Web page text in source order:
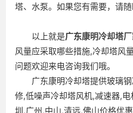
塔、水泵。如果您有需要，请随
以上就是广东康明冷却塔
风量应采取哪些措施,冷却塔风
问题欢迎来电咨询我们哦。
广东康明冷却塔提供玻璃
修,低噪声冷却塔风机,减速器,
圳,广州,中山,清远,佛山价格优